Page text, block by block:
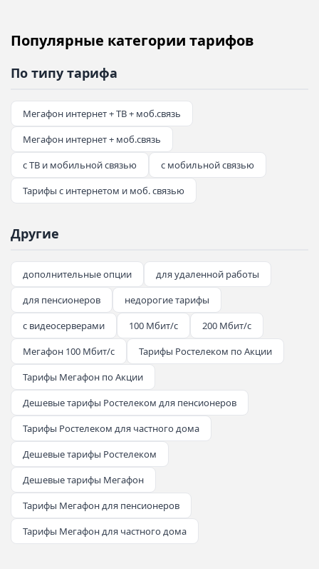
Популярные категории тарифов
По типу тарифа
Мегафон интернет + ТВ + моб.связь
Мегафон интернет + моб.связь
с ТВ и мобильной связью
с мобильной связью
Тарифы с интернетом и моб. связью
Другие
дополнительные опции
для удаленной работы
для пенсионеров
недорогие тарифы
с видеосерверами
100 Мбит/с
200 Мбит/с
Мегафон 100 Мбит/с
Тарифы Ростелеком по Акции
Тарифы Мегафон по Акции
Дешевые тарифы Ростелеком для пенсионеров
Тарифы Ростелеком для частного дома
Дешевые тарифы Ростелеком
Дешевые тарифы Мегафон
Тарифы Мегафон для пенсионеров
Тарифы Мегафон для частного дома